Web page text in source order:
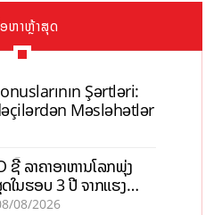
ຫາຫຼ້າສຸດ
Şərtləri:
Məsləhətlər
ຊີ້ ລາຄາອາຫານໂລກພຸ່ງ
ໃນຮອບ 3 ປີ ຈາກແຮງ
ຂອງສົງຄາມ, El nino
08/2026